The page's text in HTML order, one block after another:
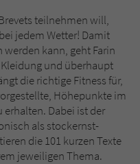
teilnehmen will,
jedem Wetter! Damit
kann, geht Farin
und überhaupt
die richtige Fitness für,
Höhepunkte im
Dabei ist der
als stockernst-
die 101 kurzen Texte
jeweiligen Thema.